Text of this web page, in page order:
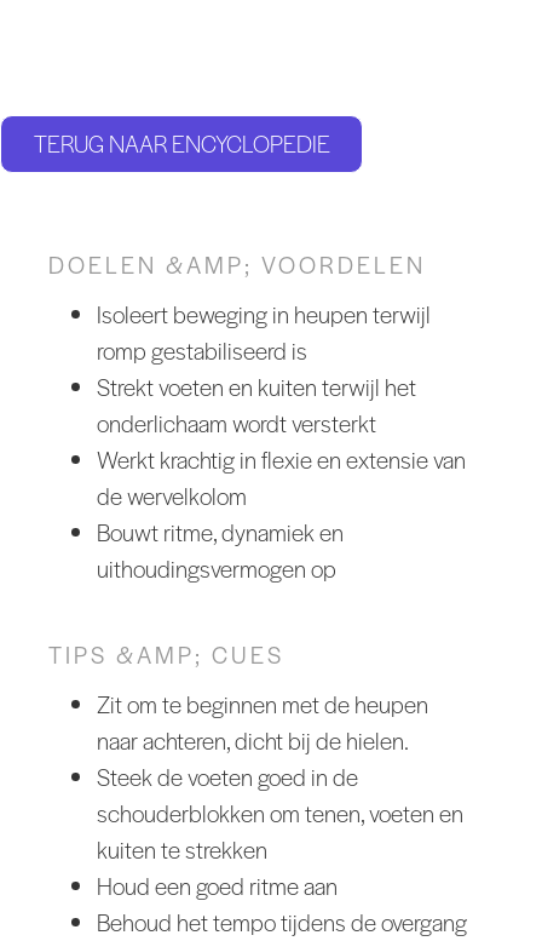
TERUG NAAR ENCYCLOPEDIE
DOELEN &AMP; VOORDELEN
Isoleert beweging in heupen terwijl
romp gestabiliseerd is
Strekt voeten en kuiten terwijl het
onderlichaam wordt versterkt
Werkt krachtig in flexie en extensie van
de wervelkolom
Bouwt ritme, dynamiek en
uithoudingsvermogen op
TIPS &AMP; CUES
Zit om te beginnen met de heupen
naar achteren, dicht bij de hielen.
Steek de voeten goed in de
schouderblokken om tenen, voeten en
kuiten te strekken
Houd een goed ritme aan
Behoud het tempo tijdens de overgang